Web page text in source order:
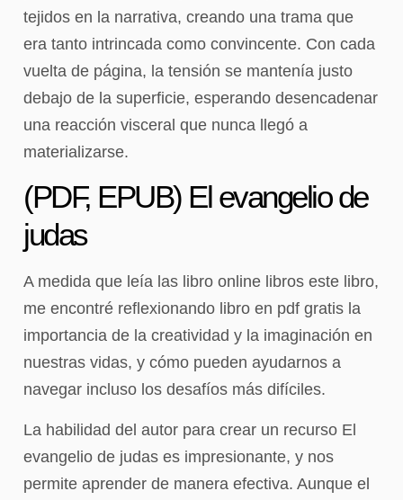
tejidos en la narrativa, creando una trama que
era tanto intrincada como convincente. Con cada
vuelta de página, la tensión se mantenía justo
debajo de la superficie, esperando desencadenar
una reacción visceral que nunca llegó a
materializarse.
(PDF, EPUB) El evangelio de
judas
A medida que leía las libro online​ libros este libro,
me encontré reflexionando libro en pdf gratis la
importancia de la creatividad y la imaginación en
nuestras vidas, y cómo pueden ayudarnos a
navegar incluso los desafíos más difíciles.
La habilidad del autor para crear un recurso El
evangelio de judas es impresionante, y nos
permite aprender de manera efectiva. Aunque el